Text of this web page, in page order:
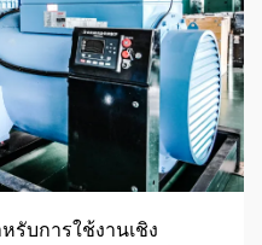
รับการใช้งานเชิง